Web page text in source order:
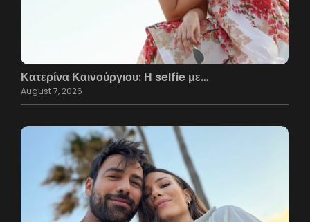
Κατερίνα Καινούργιου: Η selfie με…
August 7, 2026